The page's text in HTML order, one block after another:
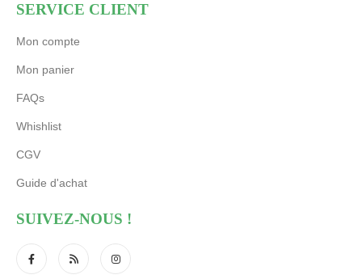
SERVICE CLIENT
Mon compte
Mon panier
FAQs
Whishlist
CGV
Guide d'achat
SUIVEZ-NOUS !